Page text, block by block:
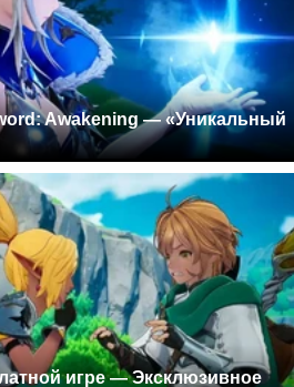
Awakening — «Уникальный
игре — Эксклюзивное